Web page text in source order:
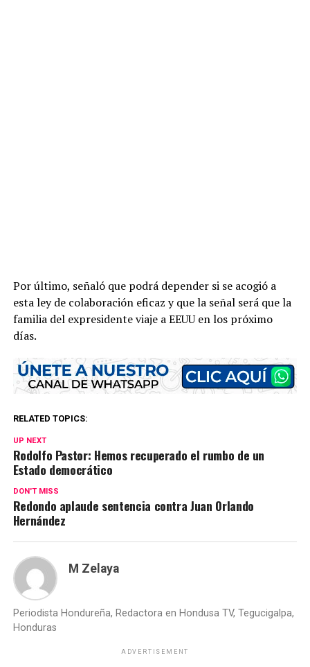
Por último, señaló que podrá depender si se acogió a
esta ley de colaboración eficaz y que la señal será que la
familia del expresidente viaje a EEUU en los próximo
días.
RELATED TOPICS:
UP NEXT
Rodolfo Pastor: Hemos recuperado el rumbo de un
Estado democrático
DON'T MISS
Redondo aplaude sentencia contra Juan Orlando
Hernández
M Zelaya
Periodista Hondureña, Redactora en Hondusa TV, Tegucigalpa,
Honduras
ADVERTISEMENT